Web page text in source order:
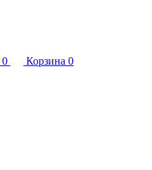
0 Корзина 0